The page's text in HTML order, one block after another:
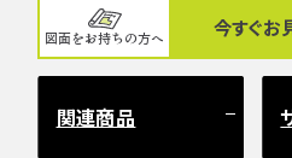
図面をお持ちの方へ 今すぐお
関連商品